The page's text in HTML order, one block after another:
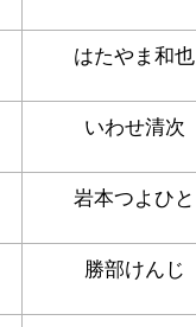
はたやま和也
いわせ清次
岩本つよひと
勝部けんじ